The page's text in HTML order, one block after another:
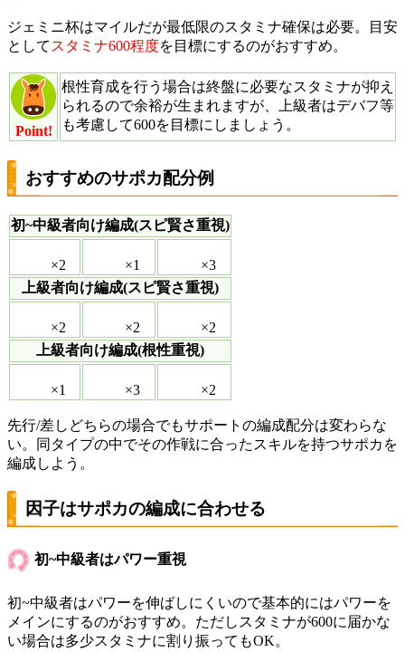
ジェミニ杯はマイルだが最低限のスタミナ確保は必要。目安
として スタミナ600程度を目標にするのがおすすめ。
Point!
根性育成を行う場合は終盤に必要なスタミナが抑え
られるので余裕が生まれますが、上級者はデバフ等
も考慮して600を目標にしましょう。
おすすめのサポカ配分例
初~中級者向け編成(スピ賢さ重視)
×2 ×1
×3
上級者向け編成(スピ賢さ重視)
×2 ×2
×2
上級者向け編成(根性重視)
×1 ×3 ×2
先行/差しどちらの場合でもサポートの編成配分は変わらな
い。同タイプの中でその作戦に合ったスキルを持つサポカを
編成しよう。
因子はサポカの編成に合わせる
初~中級者はパワー重視
初~中級者はパワーを伸ばしにくいので基本的にはパワーを
メインにするのがおすすめ。ただしスタミナが600に届かな
い場合は多少スタミナに割り振ってもOK。